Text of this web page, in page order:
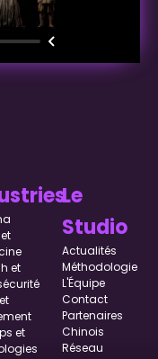
et
et
Le
Studio
Actualités
Méthodologie
L'Équipe
Contact
Partenaires
Chinois
Réseau